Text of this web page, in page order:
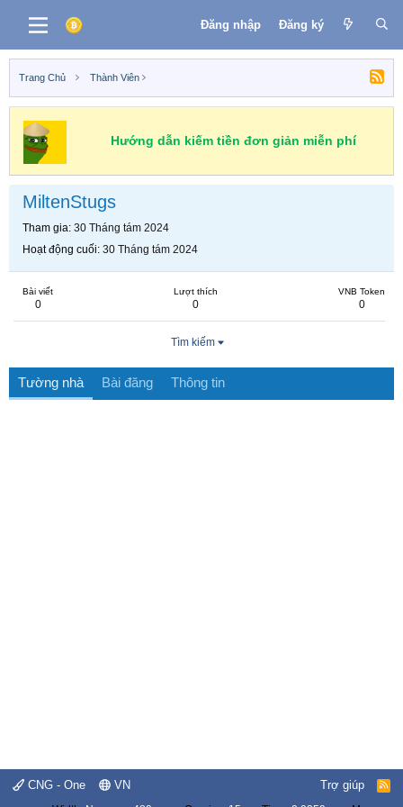
Đăng nhập Đăng ký
Trang Chủ Thành Viên
Hướng dẫn kiếm tiền đơn giản miễn phí
MiltenStugs
Tham gia 30 Tháng tám 2024
Hoạt động cuối 30 Tháng tám 2024
Bài viết
0
Lượt thích
0
VNB Token
0
Tìm kiếm
Tường nhà Bài đăng Thông tin
CNG - One VN Trợ giúp
R